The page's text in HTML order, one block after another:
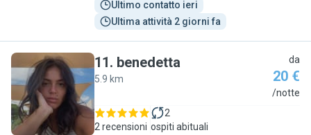
Ultimo contatto ieri
Ultima attività 2 giorni fa
B
11. benedetta
5.9 km
da
20 €
/notte
2 recensioni
2
ospiti abituali